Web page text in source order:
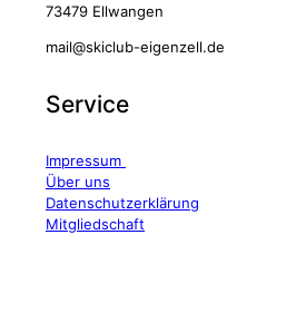
73479 Ellwangen
mail@skiclub-eigenzell.de
Service
Impressum
Über uns
Datenschutzerklärung
Mitgliedschaft